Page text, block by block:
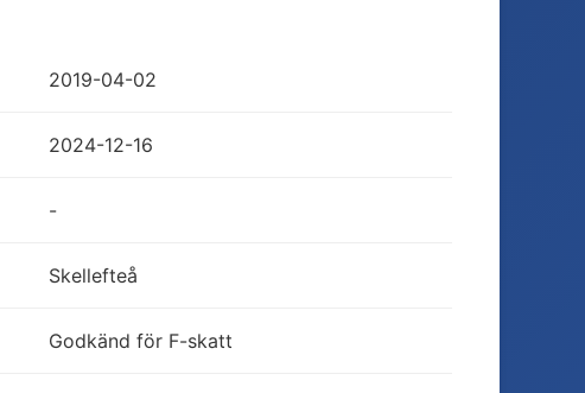
2019-04-02
2024-12-16
-
Skellefteå
Godkänd för F-skatt